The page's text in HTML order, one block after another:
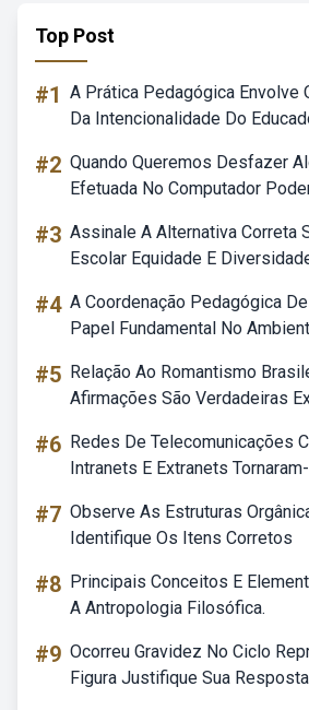
Top Post
#1 A Prática Pedagógica Envolve
Da Intencionalidade Do
#2 Quando Queremos Desfazer
Efetuada No Computador
#3 Assinale A Alternativa Correta
Escolar Equidade E
#4 A Coordenação Pedagógica
Papel Fundamental No
#5 Relação Ao Romantismo
Afirmações São Verdadeiras
#6 Redes De Telecomunicações
Intranets E Extranets
#7 Observe As Estruturas
Identifique Os Itens Corretos
#8 Principais Conceitos E
A Antropologia Filosófica.
#9 Ocorreu Gravidez No Ciclo
Figura Justifique Sua Resposta